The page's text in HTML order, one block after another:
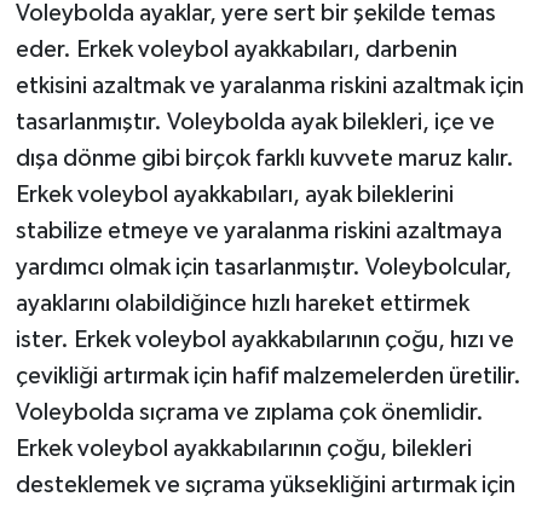
Voleybolda ayaklar, yere sert bir şekilde temas
eder. Erkek voleybol ayakkabıları, darbenin
etkisini azaltmak ve yaralanma riskini azaltmak için
tasarlanmıştır. Voleybolda ayak bilekleri, içe ve
dışa dönme gibi birçok farklı kuvvete maruz kalır.
Erkek voleybol ayakkabıları, ayak bileklerini
stabilize etmeye ve yaralanma riskini azaltmaya
yardımcı olmak için tasarlanmıştır. Voleybolcular,
ayaklarını olabildiğince hızlı hareket ettirmek
ister. Erkek voleybol ayakkabılarının çoğu, hızı ve
çevikliği artırmak için hafif malzemelerden üretilir.
Voleybolda sıçrama ve zıplama çok önemlidir.
Erkek voleybol ayakkabılarının çoğu, bilekleri
desteklemek ve sıçrama yüksekliğini artırmak için